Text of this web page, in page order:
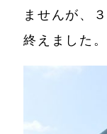
ませんが、
終えました。